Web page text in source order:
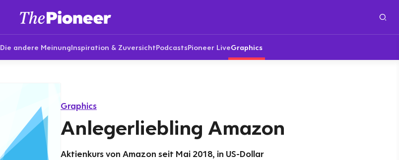
Die andere MeinungInspiration & ZuversichtPodcastsPioneer LiveGraphics
Graphics
Anlegerliebling Amazon
Aktienkurs von Amazon seit Mai 2018, in US-Dollar